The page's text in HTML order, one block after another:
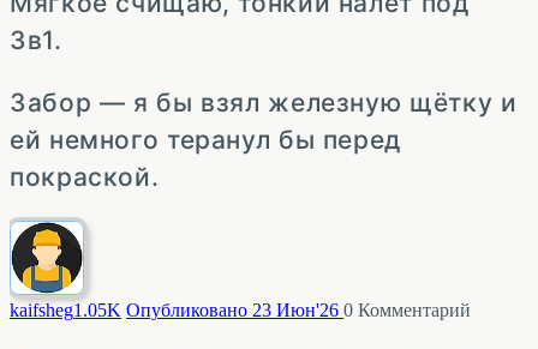
3в1.
Забор — я бы взял железную щётку и
ей немного теранул бы перед
покраской.
kaifsheg1.05K Опубликовано 23 Июн'26 0 Комментарий